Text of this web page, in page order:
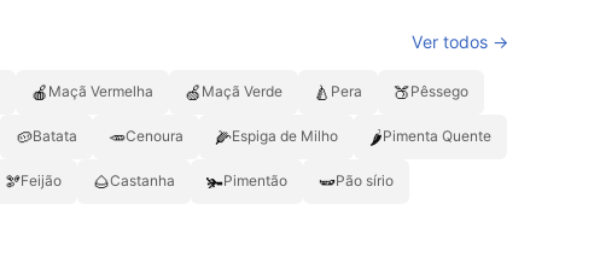
Ver todos →
🍎 Maçã Vermelha 🍏 Maçã Verde 🍐 Pera 🍑Pêssego
🥔Batata 🥕Cenoura 🌽Espiga de Milho 🌶️Pimenta Quente
🫘Feijão 🌰Castanha 🫚Pimentão 🫛Pão sírio